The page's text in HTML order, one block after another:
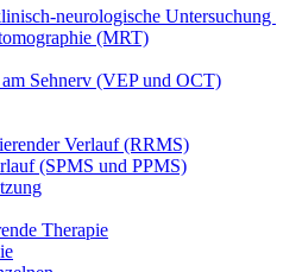
neurologische Untersuchung
(MRT)
Sehnerv (VEP und OCT)
Verlauf (RRMS)
(SPMS und PPMS)
Therapie